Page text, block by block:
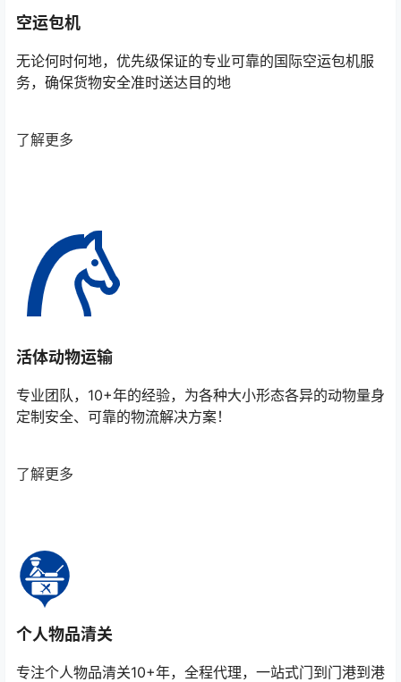
空运包机
无论何时何地，优先级保证的专业可靠的国际空运包机服
务，确保货物安全准时送达目的地
了解更多
活体动物运输
专业团队，10+年的经验，为各种大小形态各异的动物量身
定制安全、可靠的物流解决方案！
了解更多
个人物品清关
专注个人物品清关10+年，全程代理，一站式门到门港到港